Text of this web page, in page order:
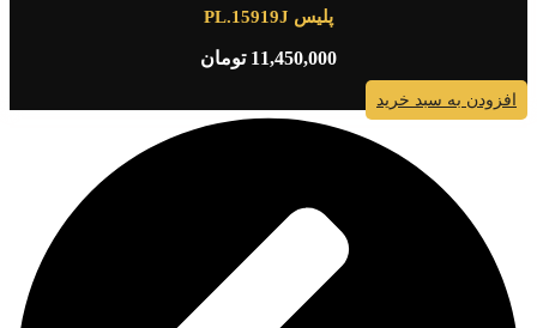
پلیس PL.15919J
11,450,000 تومان
افزودن به سبد خرید